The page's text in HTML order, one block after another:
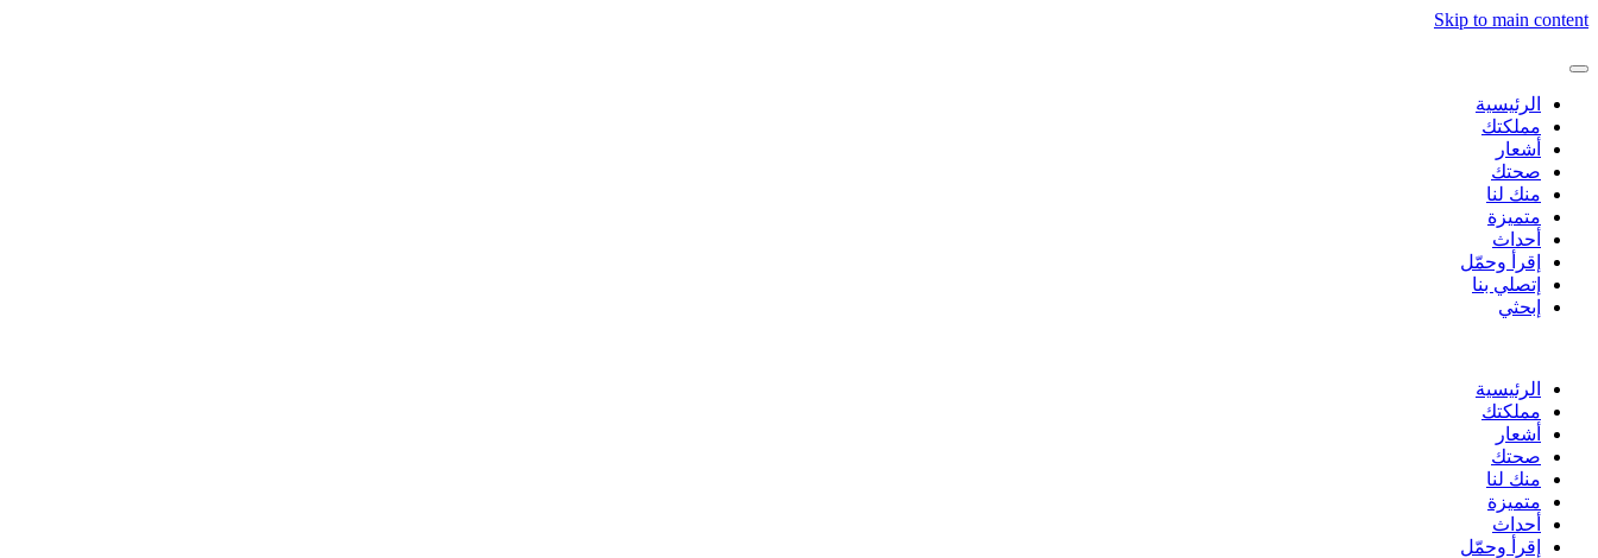
Skip to main content
الرئيسية
مملكتك
أشعار
صحتك
منك لنا
متميزة
أحداث
إقرأ وحمّل
إتصلي بنا
إبحثي
الرئيسية
مملكتك
أشعار
صحتك
منك لنا
متميزة
أحداث
إقرأ وحمّل